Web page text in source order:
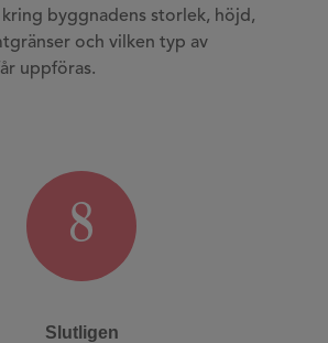
kring byggnadens storlek, höjd,
och vilken typ av
uppföras.
8
Slutligen